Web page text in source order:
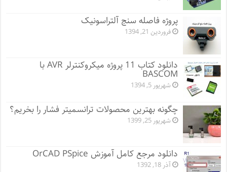
پروژه فاصله سنج آلتراسونیک
فروردین 21, 1394
دانلود کتاب 11 پروژه میکروکنترلر AVR با
BASCOM
شهریور 5, 1394
چگونه بهترین محصولات ترانسمیتر فشار را بخریم؟
شهریور 25, 1399
دانلود مرجع کامل آموزش OrCAD PSpice
آذر 18, 1392